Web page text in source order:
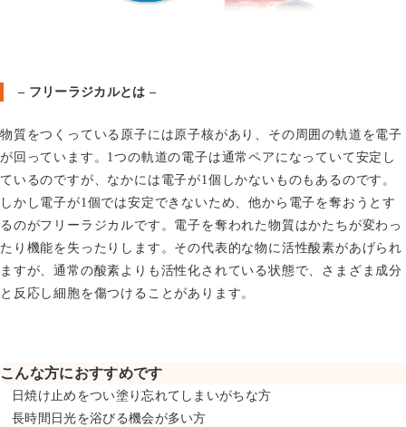
– フリーラジカルとは –
物質をつくっている原子には原子核があり、その周囲の軌道を電子
が回っています。1つの軌道の電子は通常ペアになっていて安定し
ているのですが、なかには電子が1個しかないものもあるのです。
しかし電子が1個では安定できないため、他から電子を奪おうとす
るのがフリーラジカルです。電子を奪われた物質はかたちが変わっ
たり機能を失ったりします。その代表的な物に活性酸素があげられ
ますが、通常の酸素よりも活性化されている状態で、さまざま成分
と反応し細胞を傷つけることがあります。
こんな方におすすめです
日焼け止めをつい塗り忘れてしまいがちな方
長時間日光を浴びる機会が多い方